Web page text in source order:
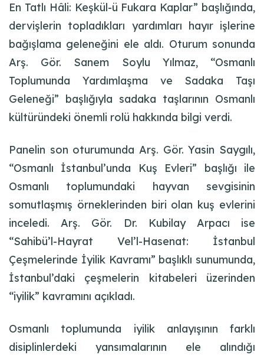
En Tatlı Hâli: Keşkül-ü Fukara Kaplar” başlığında,
dervişlerin topladıkları yardımları hayır işlerine
bağışlama geleneğini ele aldı. Oturum sonunda
Arş. Gör. Sanem Soylu Yılmaz, “Osmanlı
Toplumunda Yardımlaşma ve Sadaka Taşı
Geleneği” başlığıyla sadaka taşlarının Osmanlı
kültüründeki önemli rolü hakkında bilgi verdi.
Panelin son oturumunda Arş. Gör. Yasin Saygılı,
“Osmanlı İstanbul’unda Kuş Evleri” başlığı ile
Osmanlı toplumundaki hayvan sevgisinin
somutlaşmış örneklerinden biri olan kuş evlerini
inceledi. Arş. Gör. Dr. Kubilay Arpacı ise
“Sahibü’l-Hayrat Vel’l-Hasenat: İstanbul
Çeşmelerinde İyilik Kavramı” başlıklı sunumunda,
İstanbul’daki çeşmelerin kitabeleri üzerinden
“iyilik” kavramını açıkladı.
Osmanlı toplumunda iyilik anlayışının farklı
disiplinlerdeki yansımalarının ele alındığı